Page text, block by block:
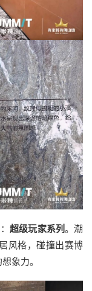
超级玩家系列。潮
风格，碰撞出赛博
象力。